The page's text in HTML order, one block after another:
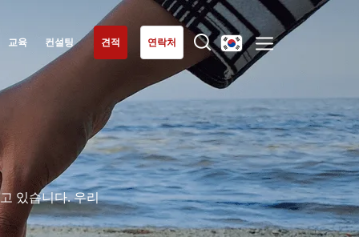
교육 컨설팅 견적 연락처
우리의 전문성
유기농
공정 무역
지속가능한 농업
품질과 식품안전
(독일어)
루마니아 (루마니아어)
세르비아 (세르비아어)
스위스 (독일어)
있습니다. 우리